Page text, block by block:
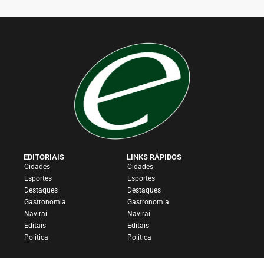
EDITORIAIS
Cidades
Esportes
Destaques
Gastronomia
Naviraí
Editais
Política
LINKS RÁPIDOS
Cidades
Esportes
Destaques
Gastronomia
Naviraí
Editais
Política